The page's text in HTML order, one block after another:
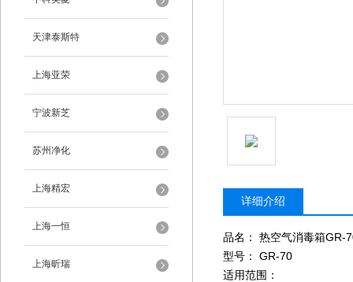
天津泰斯特
上海亚荣
宁波新芝
苏州净化
上海精宏
上海一恒
上海昕瑞
详细介绍
品名： 热空气消毒箱GR-
型号： GR-70
适用范围：